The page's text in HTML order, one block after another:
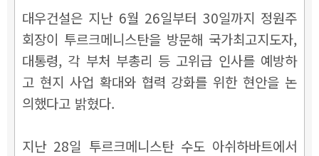
대우건설은 지난 6월 26일부터 30일까지 정원주
회장이 투르크메니스탄을 방문해 국가최고지도자,
대통령, 각 부처 부총리 등 고위급 인사를 예방하
고 현지 사업 확대와 협력 강화를 위한 현안을 논
의했다고 밝혔다.
지난 28일 투르크메니스탄 수도 아쉬하바트에서